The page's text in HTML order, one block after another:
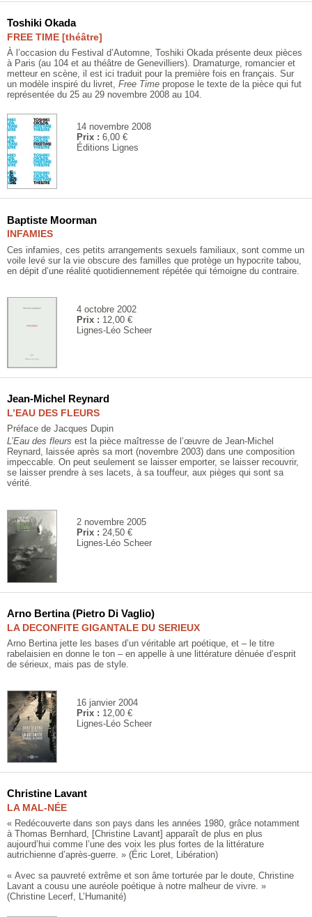
14 novembre 2008
Prix : 6,00 €
Éditions Lignes
Toshiki Okada
FREE TIME [théâtre]
À l’occasion du Festival d’Automne, Toshiki Okada présente deux pièces
à Paris (au 104 et au théâtre de Genevilliers). Dramaturge, romancier et
metteur en scène, il est ici traduit pour la première fois en français. Sur
un modèle inspiré du livret, Free Time propose le texte de la pièce qui fut
représentée du 25 au 29 novembre 2008 au 104.
4 octobre 2002
Prix : 12,00 €
Lignes-Léo Scheer
Baptiste Moorman
INFAMIES
Ces infamies, ces petits arrangements sexuels familiaux, sont comme un
voile levé sur la vie obscure des familles que protège un hypocrite tabou,
en dépit d’une réalité quotidiennement répétée qui témoigne du contraire.
2 novembre 2005
Prix : 24,50 €
Lignes-Léo Scheer
Jean-Michel Reynard
L’EAU DES FLEURS
Préface de Jacques Dupin
L’Eau des fleurs est la pièce maîtresse de l’œuvre de Jean-Michel
Reynard, laissée après sa mort (novembre 2003) dans une composition
impeccable. On peut seulement se laisser emporter, se laisser recouvrir,
se laisser prendre à ses lacets, à sa touffeur, aux pièges qui sont sa
vérité.
16 janvier 2004
Prix : 12,00 €
Lignes-Léo Scheer
Arno Bertina (Pietro Di Vaglio)
LA DECONFITE GIGANTALE DU SERIEUX
Arno Bertina jette les bases d’un véritable art poétique, et – le titre
rabelaisien en donne le ton – en appelle à une littérature dénuée d’esprit
de sérieux, mais pas de style.
Christine Lavant
LA MAL-NÉE
« Redécouverte dans son pays dans les années 1980, grâce notamment
à Thomas Bernhard, [Christine Lavant] apparaît de plus en plus
aujourd’hui comme l’une des voix les plus fortes de la littérature
autrichienne d’après-guerre. » (Éric Loret, Libération)
« Avec sa pauvreté extrême et son âme torturée par le doute, Christine
Lavant a cousu une auréole poétique à notre malheur de vivre. »
(Christine Lecerf, L’Humanité)